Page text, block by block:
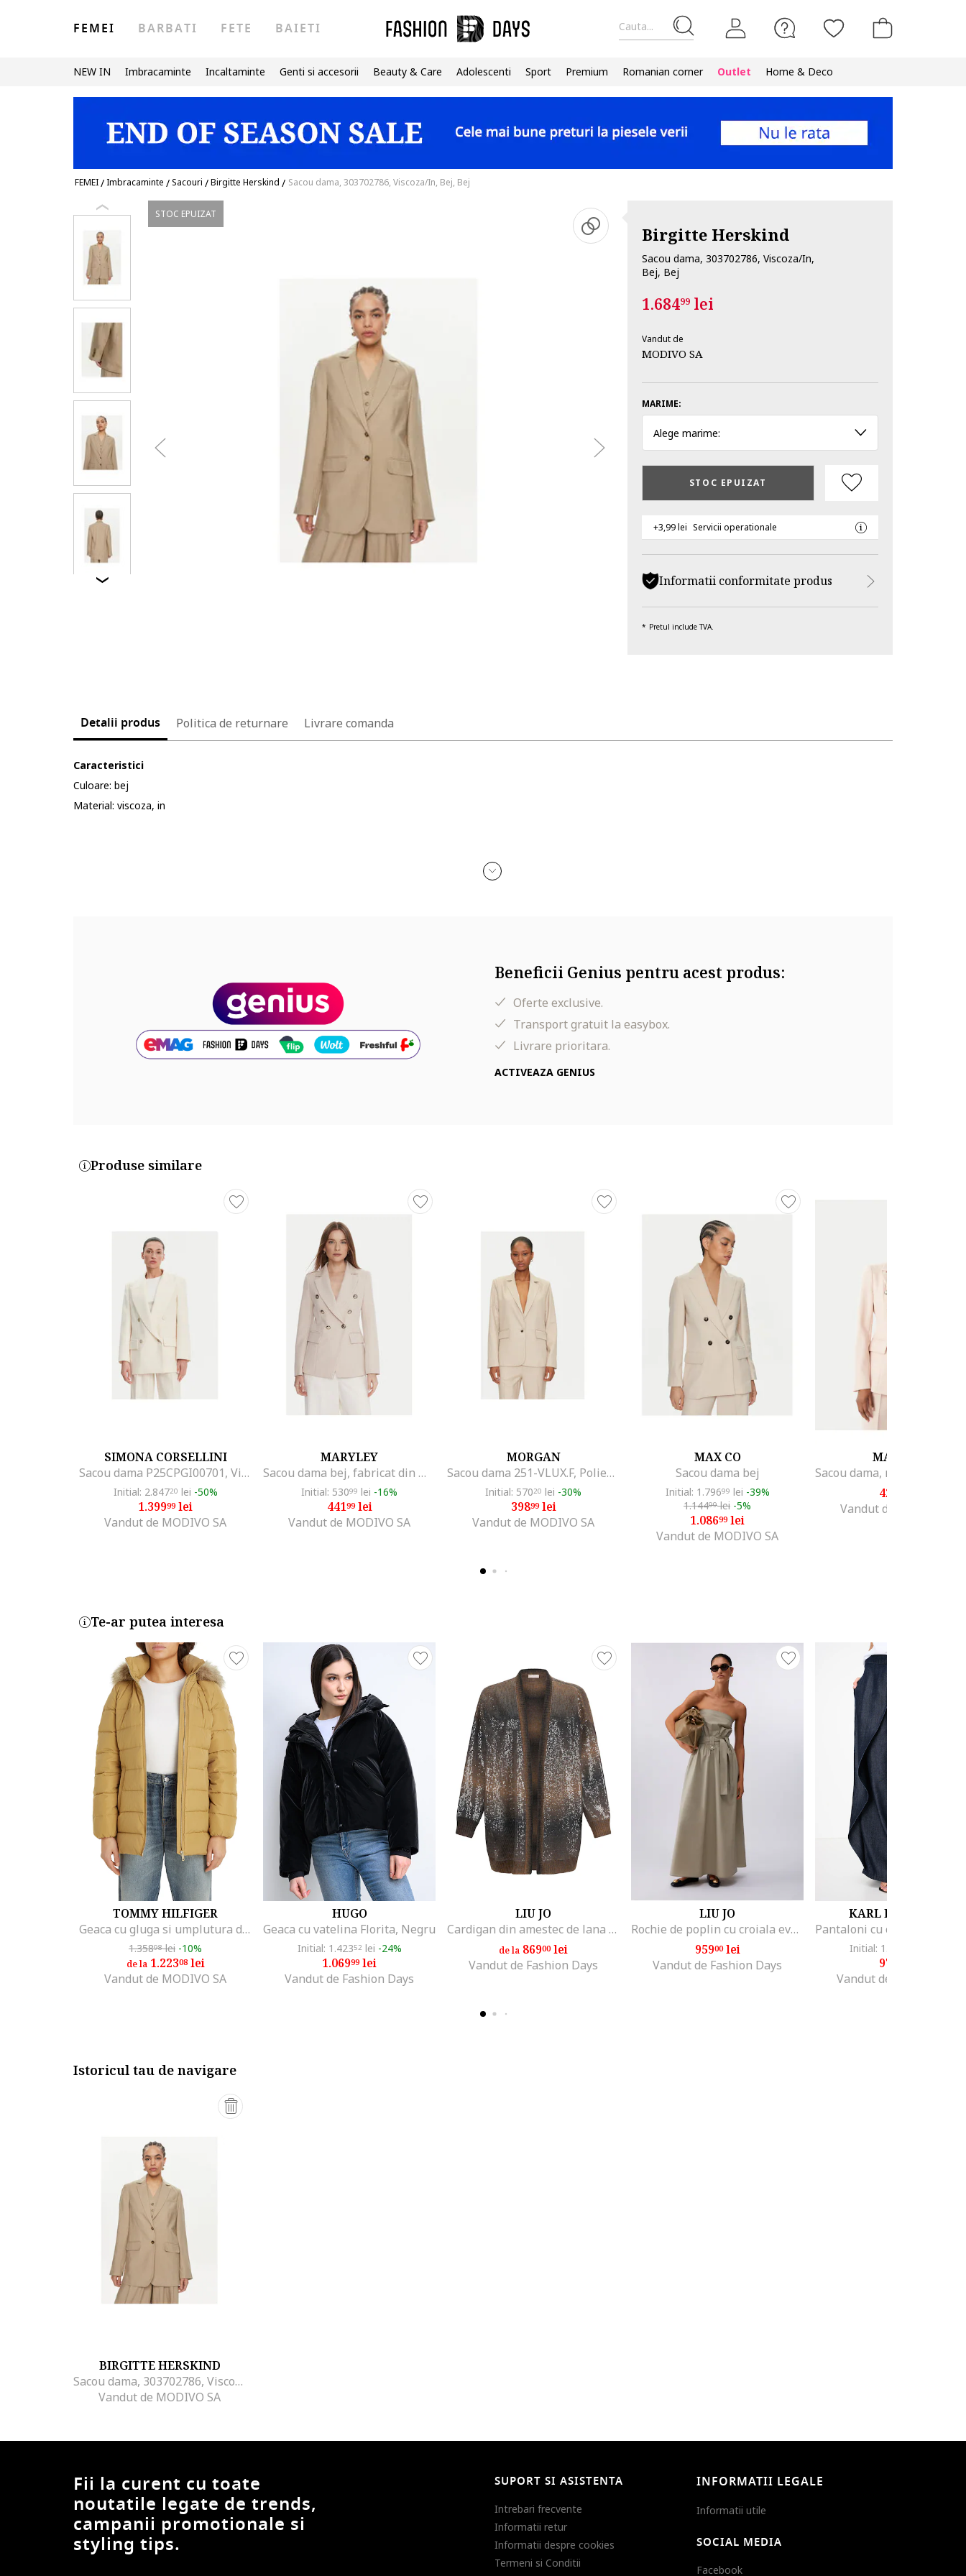
Cauta...
FEMEI BARBATI FETE BAIETI
NEW IN Imbracaminte Incaltaminte Genti si accesorii Beauty & Care Adolescenti Sport Premium Romanian corner Outlet Home & Deco
FEMEI/Imbracaminte /Sacouri /Birgitte Herskind / Sacou dama, 303702786, Viscoza/In, Bej, Bej
STOC EPUIZAT
Birgitte Herskind
Sacou dama, 303702786, Viscoza/In,
Bej, Bej
1.68499lei
Vandut de
MODIVO SA
MARIME:
Alege marime:
STOC EPUIZAT
+3,99 lei Servicii operationale
Informatii conformitate produs
Pretul include TVA.
Detalii produs Politica de returnare Livrare comanda
Caracteristici
Culoare: bej
Material: viscoza, in
Beneficii Genius pentru acest produs:
Oferte exclusive.
Transport gratuit la easybox.
Livrare prioritara.
ACTIVEAZA GENIUS
Produse similare
SIMONA CORSELLINI
Sacou dama P25CPGI00701, Viscoza/Poliester, Ecru, Ecru
Initial: 2.84720 lei -50%
1.39999lei
Vandut de MODIVO SA
MARYLEY
Sacou dama bej, fabricat din material de calitate
Initial: 53099 lei -16%
44199lei
Vandut de MODIVO SA
MORGAN
Sacou dama 251-VLUX.F, Poliester/Viscoza, Bej, Bej
Initial: 57020 lei -30%
39899lei
Vandut de MODIVO SA
MAX CO
Sacou dama bej
Initial: 1.79699 lei -39%
1.14499lei -5%
1.08699lei
Vandut de MODIVO SA
MARYLEY
426
Vandut de MODIVO SA
Te-ar putea interesa
TOMMY HILFIGER
Geaca cu gluga si umplutura de puf, Galben mustar
1.35898lei -10%
de la1.22308lei
Vandut de MODIVO SA
HUGO
Geaca cu vatelina Florita, Negru
Initial: 1.42352 lei -24%
1.06999lei
Vandut de Fashion Days
LIU JO
Cardigan din amestec de lana cu paiete, fara inchidere, Maro inchis
de la 86900lei
Vandut de Fashion Days
LIU JO
Rochie de poplin cu croiala evazata si cordon in talie, Gri
95900lei
Vandut de Fashion Days
KARL LAGERFELD
Initial: 1.229
979
Vandut de Fashion Days
Istoricul tau de navigare
BIRGITTE HERSKIND
Sacou dama, 303702786, Viscoza/In, Bej, Bej
Vandut de MODIVO SA
Fii la curent cu toate
noutatile legate de trends,
campanii promotionale si
styling tips.
SUPORT SI ASISTENTA
Intrebari frecvente
Informatii retur
Informatii despre cookies
Termeni si Conditii
INFORMATII LEGALE
Informatii utile
SOCIAL MEDIA
Facebook